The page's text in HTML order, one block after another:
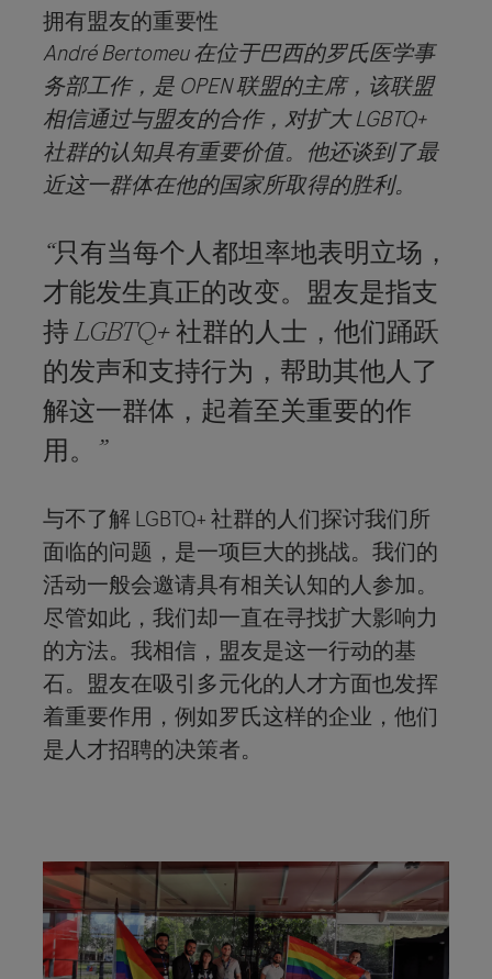
拥有盟友的重要性
André Bertomeu 在位于巴西的罗氏医学事
务部工作，是 OPEN 联盟的主席，该联盟
相信通过与盟友的合作，对扩大 LGBTQ+
社群的认知具有重要价值。他还谈到了最
近这一群体在他的国家所取得的胜利。
“只有当每个人都坦率地表明立场，
才能发生真正的改变。盟友是指支
持 LGBTQ+ 社群的人士，他们踊跃
的发声和支持行为，帮助其他人了
解这一群体，起着至关重要的作
用。”
与不了解 LGBTQ+ 社群的人们探讨我们所
面临的问题，是一项巨大的挑战。我们的
活动一般会邀请具有相关认知的人参加。
尽管如此，我们却一直在寻找扩大影响力
的方法。我相信，盟友是这一行动的基
石。盟友在吸引多元化的人才方面也发挥
着重要作用，例如罗氏这样的企业，他们
是人才招聘的决策者。